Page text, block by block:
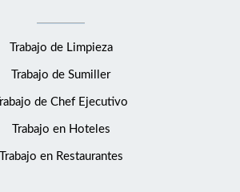
Trabajo de Limpieza
Trabajo de Sumiller
Trabajo de Chef Ejecutivo
Trabajo en Hoteles
Trabajo en Restaurantes